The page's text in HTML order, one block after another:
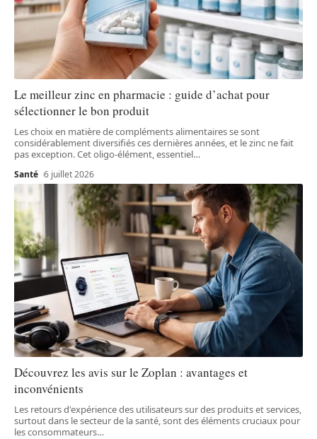
Le meilleur zinc en pharmacie : guide d’achat pour
sélectionner le bon produit
Les choix en matière de compléments alimentaires se sont
considérablement diversifiés ces dernières années, et le zinc ne fait
pas exception. Cet oligo-élément, essentiel…
Santé 6 juillet 2026
Découvrez les avis sur le Zoplan : avantages et
inconvénients
Les retours d'expérience des utilisateurs sur des produits et services,
surtout dans le secteur de la santé, sont des éléments cruciaux pour
les consommateurs…